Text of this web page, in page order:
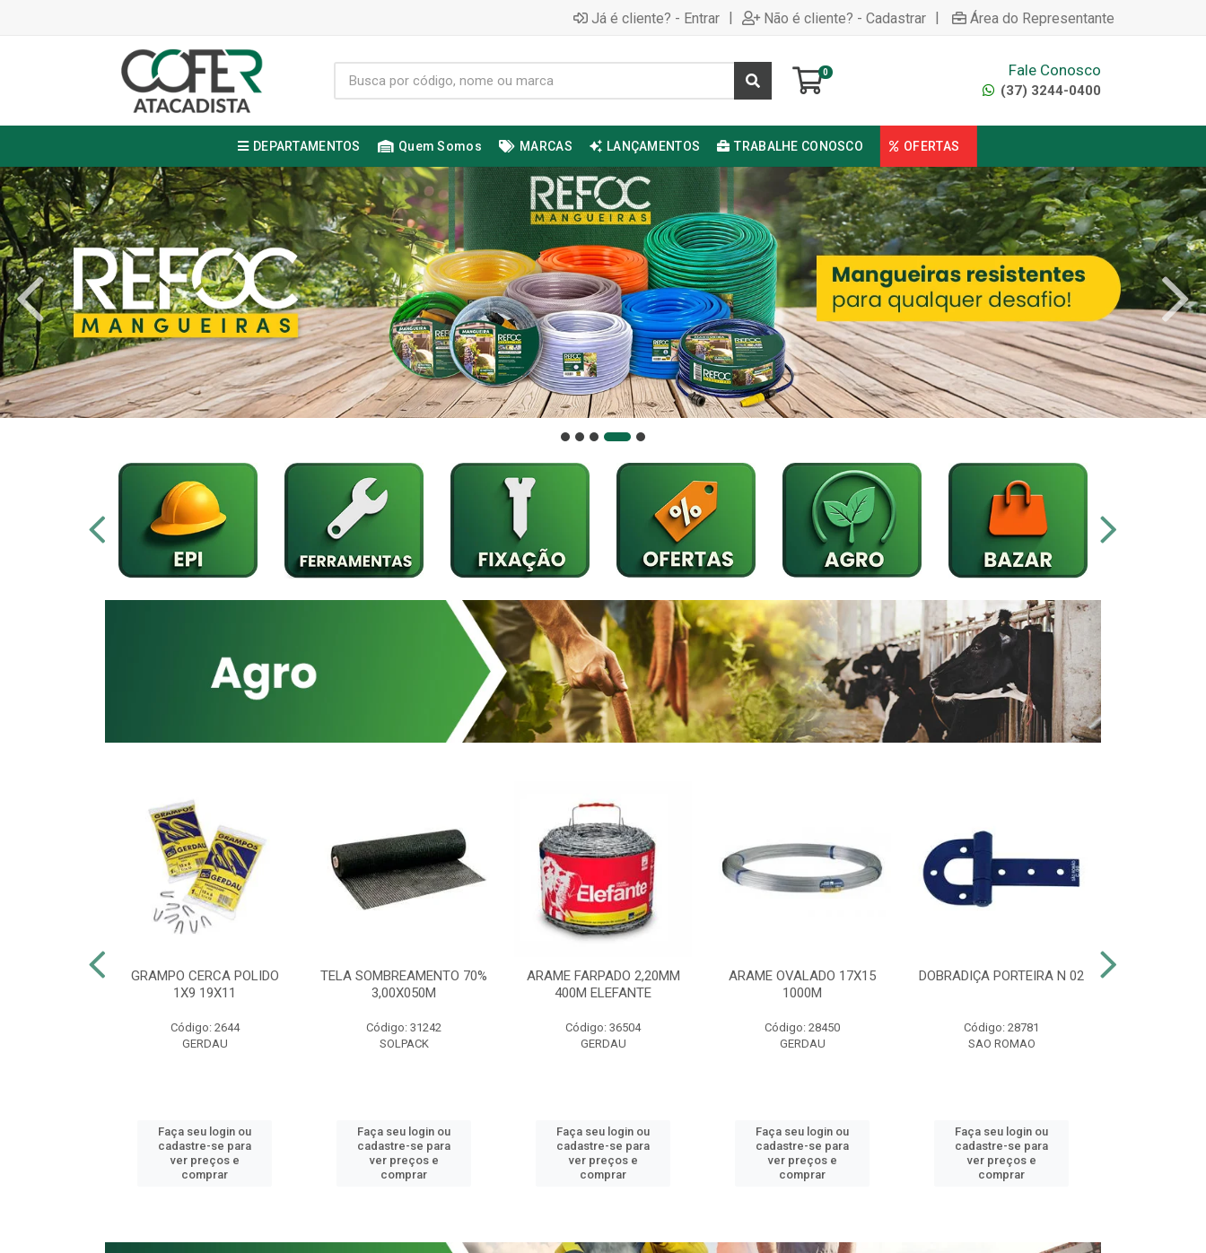
Já é cliente? - Entrar | Não é cliente? - Cadastrar | Área do Representante
0 Fale Conosco
(37) 3244-0400
DEPARTAMENTOS Quem Somos MARCAS LANÇAMENTOS TRABALHE CONOSCO OFERTAS
GRAMPO CERCA POLIDO
1X9 19X11
Código: 2644
GERDAU
Faça seu login ou
cadastre-se para
ver preços e
comprar
TELA SOMBREAMENTO 70%
3,00X050M
Código: 31242
SOLPACK
Faça seu login ou
cadastre-se para
ver preços e
comprar
ARAME FARPADO 2,20MM
400M ELEFANTE
Código: 36504
GERDAU
Faça seu login ou
cadastre-se para
ver preços e
comprar
ARAME OVALADO 17X15
1000M
Código: 28450
GERDAU
Faça seu login ou
cadastre-se para
ver preços e
comprar
DOBRADIÇA PORTEIRA N 02
Código: 28781
SAO ROMAO
Faça seu login ou
cadastre-se para
ver preços e
comprar